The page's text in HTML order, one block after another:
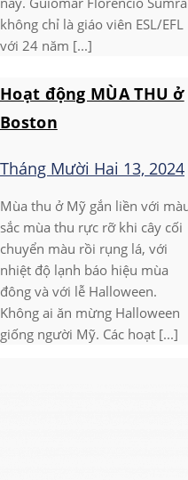
không chỉ là giáo viên ESL/EFL
với 24 năm [...]
Hoạt động MÙA THU ở
Boston
Tháng Mười Hai 13, 2024
Mùa thu ở Mỹ gắn liền với
sắc mùa thu rực rỡ khi cây cối
chuyển màu rồi rụng lá, với
nhiệt độ lạnh báo hiệu mùa
đông và với lễ Halloween.
Không ai ăn mừng Halloween
giống người Mỹ. Các hoạt [...]